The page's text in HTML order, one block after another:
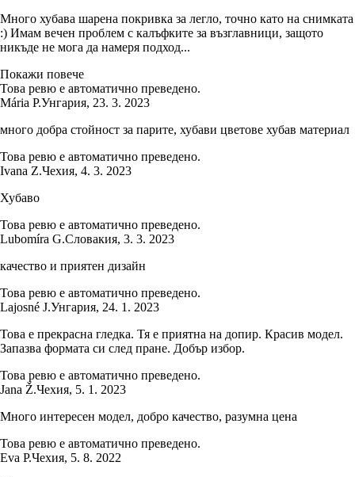
Много хубава шарена покривка за легло, точно като на снимката
:) Имам вечен проблем с калъфките за възглавници, защото
никъде не мога да намеря подход...
Покажи повече
Това ревю е автоматично преведено.
Mária P.Унгария, 23. 3. 2023
много добра стойност за парите, хубави цветове хубав материал
Това ревю е автоматично преведено.
Ivana Z.Чехия, 4. 3. 2023
Хубаво
Това ревю е автоматично преведено.
Lubomíra G.Словакия, 3. 3. 2023
качество и приятен дизайн
Това ревю е автоматично преведено.
Lajosné J.Унгария, 24. 1. 2023
Това е прекрасна гледка. Тя е приятна на допир. Красив модел.
Запазва формата си след пране. Добър избор.
Това ревю е автоматично преведено.
Jana Ž.Чехия, 5. 1. 2023
Много интересен модел, добро качество, разумна цена
Това ревю е автоматично преведено.
Eva P.Чехия, 5. 8. 2022